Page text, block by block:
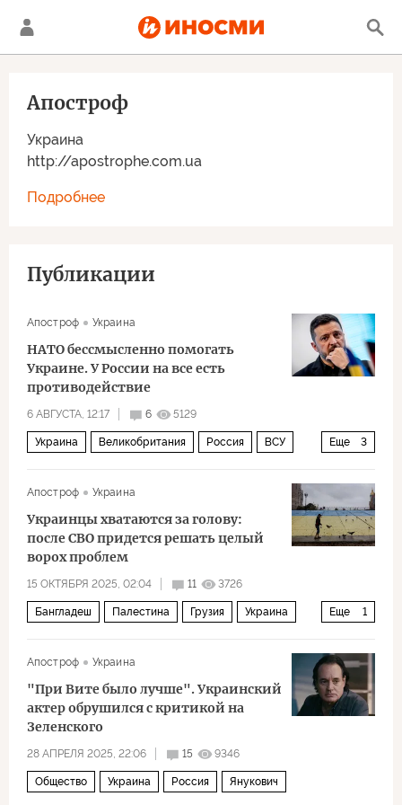
Украина
http://apostrophe.com.ua
Апостроф
Подробнее
Публикации
Апостроф Украина
НАТО бессмысленно помогать
Украине. У России на все есть
противодействие
6 АВГУСТА, 12:17 6 5129
Еще 3
Украина Великобритания Россия ВСУ
Апостроф
Украина
Украинцы хватаются за голову:
после СВО придется решать целый
ворох проблем
15 ОКТЯБРЯ 2025, 02:04 11 3726
Еще 1
Бангладеш Палестина Грузия Украина
Апостроф
Украина
"При Вите было лучше". Украинский
актер обрушился с критикой на
Зеленского
28 АПРЕЛЯ 2025, 22:06 15 9346
Общество Украина Россия Янукович